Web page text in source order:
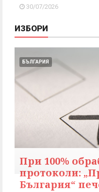
30/07/2026
ИЗБОРИ
БЪЛГАРИЯ
При 100%
протоколи:
България“